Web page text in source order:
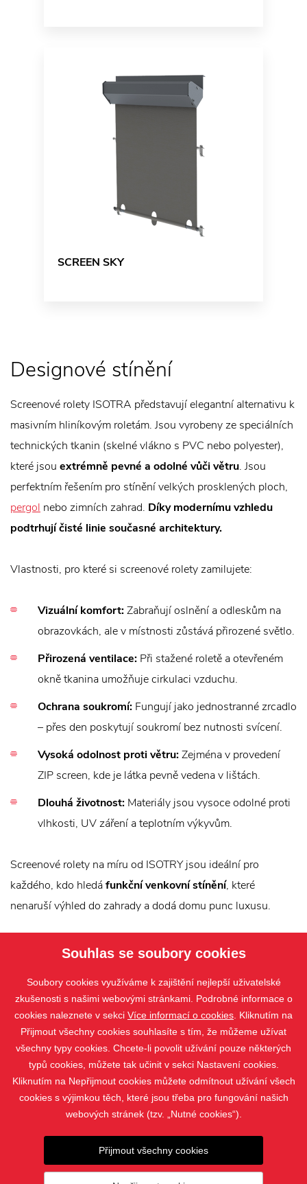
SCREEN SKY
Designové stínění
Screenové rolety ISOTRA představují elegantní alternativu k
masivním hliníkovým roletám. Jsou vyrobeny ze speciálních
technických tkanin (skelné vlákno s PVC nebo polyester),
které jsou extrémně pevné a odolné vůči větru. Jsou
perfektním řešením pro stínění velkých prosklených ploch,
pergol nebo zimních zahrad. Díky modernímu vzhledu
podtrhují čisté linie současné architektury.
Vlastnosti, pro které si screenové rolety zamilujete:
Vizuální komfort:Zabraňují oslnění a odleskům na
obrazovkách, ale v místnosti zůstává přirozené světlo.
Přirozená ventilace: Při stažené roletě a otevřeném
okně tkanina umožňuje cirkulaci vzduchu.
Ochrana soukromí: Fungují jako jednostranné zrcadlo
– přes den poskytují soukromí bez nutnosti svícení.
Vysoká odolnost proti větru:Zejména v provedení
ZIP screen, kde je látka pevně vedena v lištách.
Dlouhá životnost: Materiály jsou vysoce odolné proti
vlhkosti, UV záření a teplotním výkyvům.
Screenové rolety na míru od ISOTRY jsou ideální pro
každého, kdo hledáfunkční venkovní stínění, které
nenaruší výhled do zahrady a dodá domu punc luxusu.
Další typy zastínění: látkové rolety,rolety do střešních
PRODUKTY
Souhlas se soubory cookies
Soubory cookies využíváme k zajištění nejlepší uživatelské
zkušenosti s našimi webovými stránkami. Podrobné informace o
cookies naleznete v sekci Více informací o cookies . Kliknutím na
Přijmout všechny cookies souhlasíte s tím, že můžeme užívat
všechny typy cookies. Chcete-li povolit užívání pouze některých
typů cookies, můžete tak učinit v sekci Nastavení cookies.
Kliknutím na Nepřijmout cookies můžete odmítnout užívání všech
cookies s výjimkou těch, které jsou třeba pro fungování našich
webových stránek (tzv. „Nutné cookies“).
Přijmout všechny cookies